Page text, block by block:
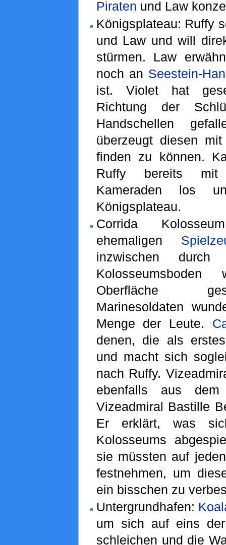
Piraten und Law
Königsplateau: Ruffy
und Law und will
stürmen. Law
noch an Seestein-
ist. Violet hat
Richtung der
Handschellen
überzeugt diesen
finden zu können.
Ruffy bereits mit
Kameraden los
Königsplateau.
Corrida
ehemaligen
inzwischen
Oberfläche
Marinesoldaten
Menge der Leute.
denen, die als
und macht sich
nach Ruffy.
ebenfalls aus
Vizeadmiral Bastille
Er erklärt, was
Kolosseums
sie müssten auf
festnehmen, um
ein bisschen zu
Untergrundhafen:
um sich auf eins
schleichen und die